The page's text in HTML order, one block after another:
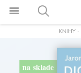
KNIHY -
na sklade